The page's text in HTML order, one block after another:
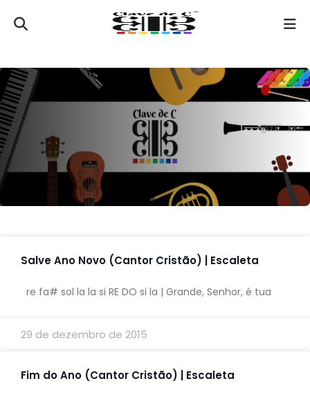
Salve Ano Novo (Cantor Cristão) | Escaleta
re fa# sol la la si RE DO si la | Grande, Senhor, é tua
29 de dezembro de 2015
Fim do Ano (Cantor Cristão) | Escaleta